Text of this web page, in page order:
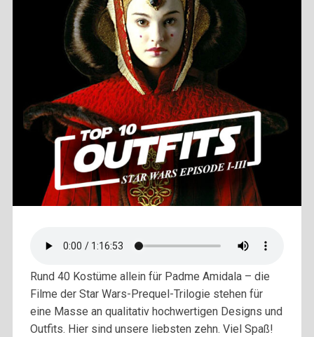
Rund 40 Kostüme allein für Padme Amidala – die
Filme der Star Wars-Prequel-Trilogie stehen für
eine Masse an qualitativ hochwertigen Designs und
Outfits. Hier sind unsere liebsten zehn. Viel Spaß!